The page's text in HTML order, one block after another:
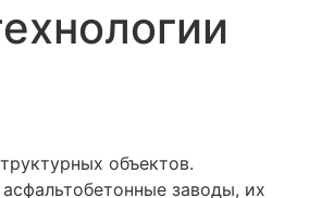
объектов.
заводы, их